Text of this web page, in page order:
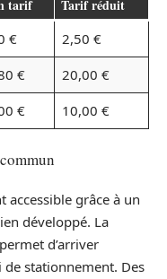
tarif Tarif réduit
€
2,50 €
€
20,00 €
€ 10,00 €
accessible grâce à un
développé. La
d’arriver
stationnement. Des